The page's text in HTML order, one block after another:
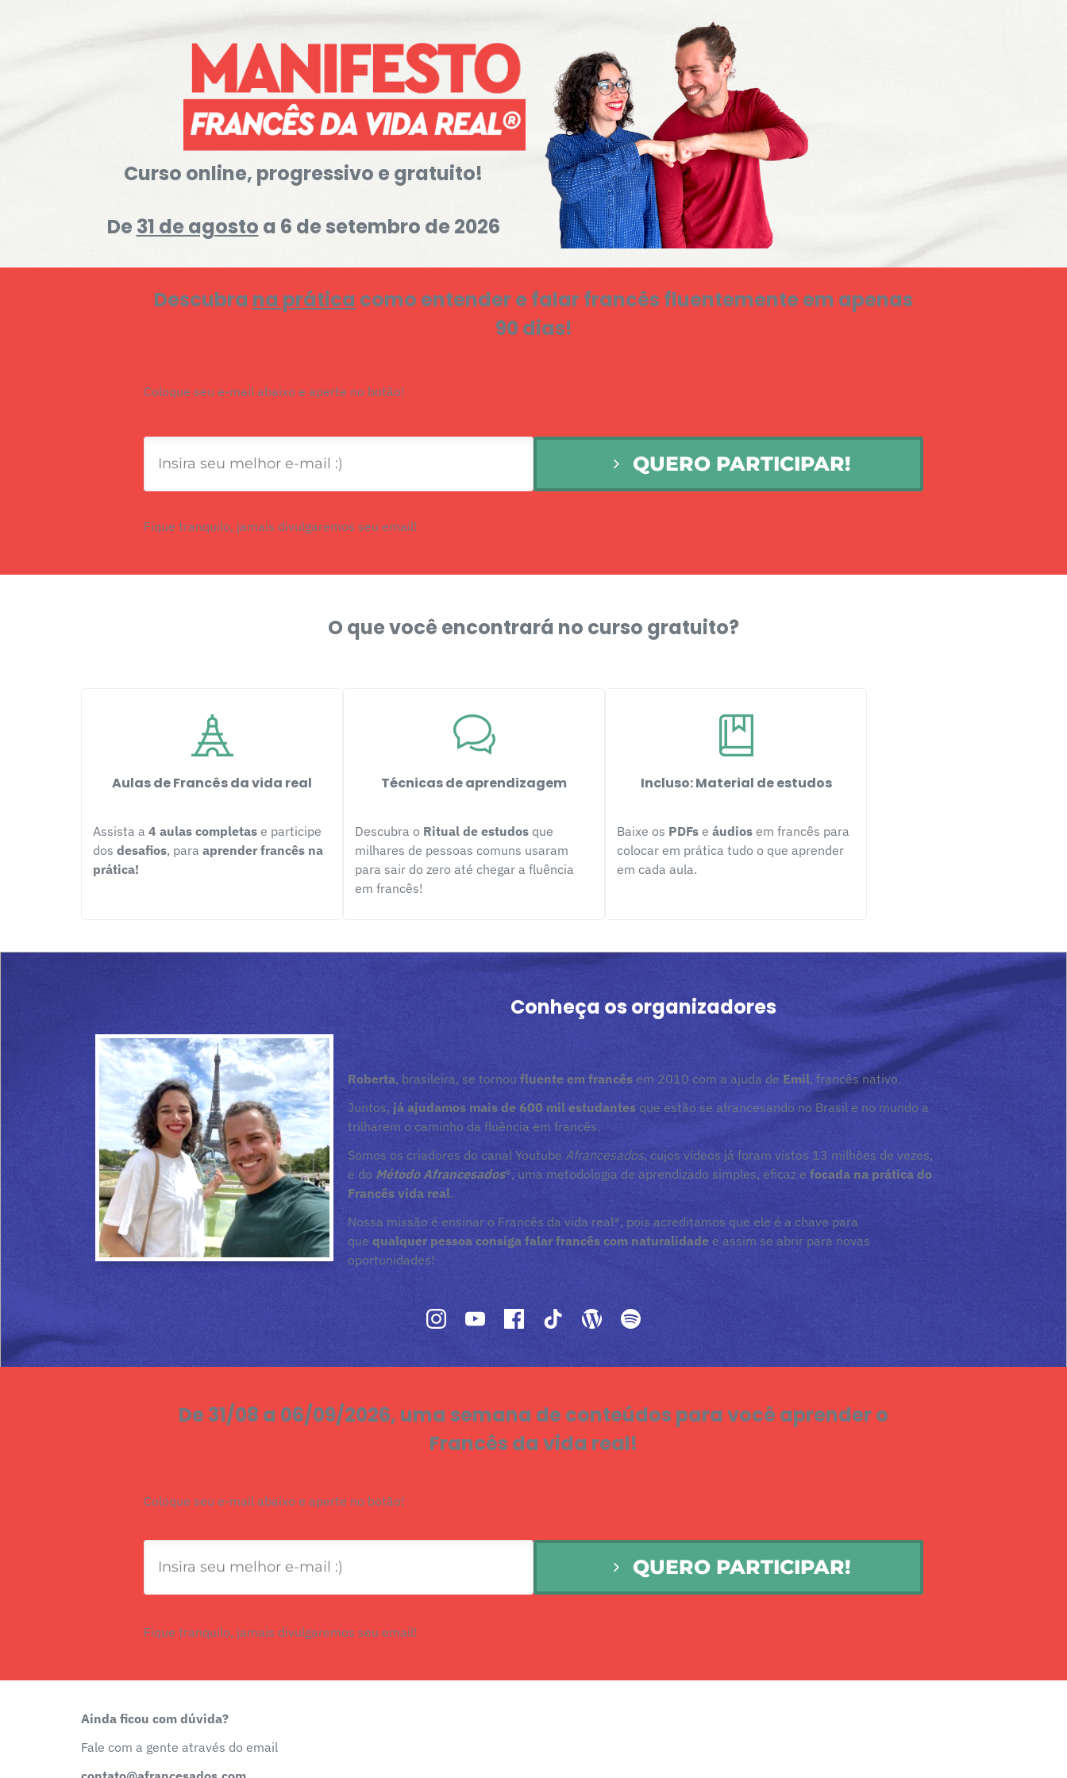
Curso online, progressivo e gratuito!
De 31 de agosto a 6 de setembro de 2026
Descubra na prática como entender e falar francês fluentemente em apenas
90 dias!
Coloque seu e-mail abaixo e aperte no botão!
QUERO PARTICIPAR!
Fique tranquilo, jamais divulgaremos seu email!
O que você encontrará no curso gratuito?
Aulas de Francês da vida real
Assista a 4 aulas completas e participe
dos desafios, para aprender francês na
prática!
Técnicas de aprendizagem
Descubra o Ritual de estudos que
milhares de pessoas comuns usaram
para sair do zero até chegar a fluência
em francês!
Incluso: Material de estudos
Baixe os PDFs e áudios em francês para
colocar em prática tudo o que aprender
em cada aula.
Conheça os organizadores
Roberta, brasileira, se tornoufluente em francês em 2010 com a ajuda de Emil, francês nativo.
Juntos, já ajudamos mais de 600 mil estudantesque estão se afrancesando no Brasil e no mundo a
trilharem o caminho da fluência em francês.
Somos os criadores do canal YoutubeAfrancesados, cujos vídeos já foram vistos 13 milhões de vezes,
e doMétodo Afrancesados®, uma metodologia de aprendizado simples, eficaz efocada na prática do
Francês vida real.
Nossa missão é ensinar o Francês da vida real®, pois acreditamos que ele é a chave para
que qualquer pessoa consiga falar francês com naturalidade e assim se abrir para novas
oportunidades!
De 31/08 a 06/09/2026, uma semana de conteúdos para você aprender o
Francês da vida real!
Coloque seu e-mail abaixo e aperte no botão!
QUERO PARTICIPAR!
Fique tranquilo, jamais divulgaremos seu email!
Ainda ficou com dúvida?
Fale com a gente através do email